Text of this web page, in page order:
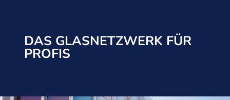
DAS GLASNETZWERK FÜR
PROFIS